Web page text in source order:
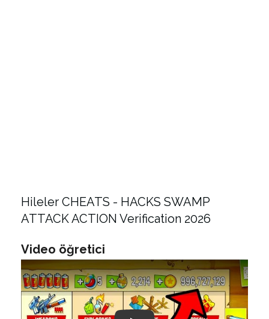
Hileler CHEATS - HACKS SWAMP
ATTACK ACTION Verification 2026
Video öğretici